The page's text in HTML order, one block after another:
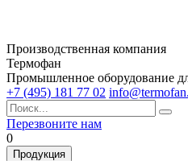
Производственная компания
Термофан
Промышленное оборудование
+7 (495) 181 77 02
Перезвоните нам
0
Продукция